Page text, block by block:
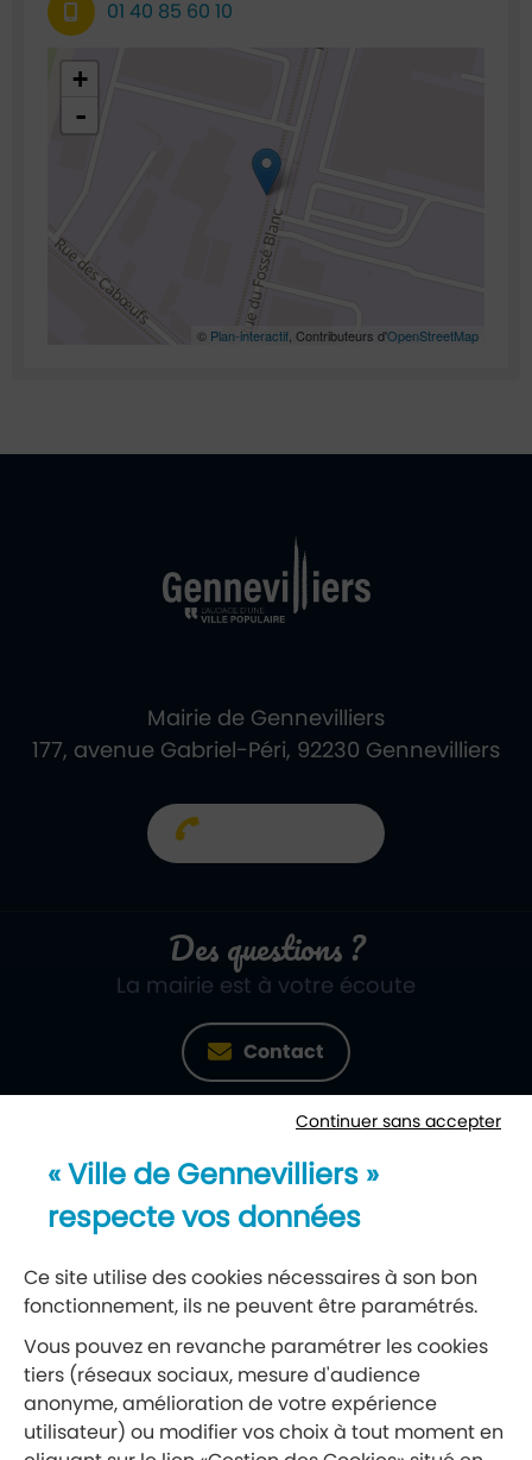
01 40 85 60 10
+
-
© Plan-interactif , Contributeurs d'OpenStreetMap
Mairie de Gennevilliers
177, avenue Gabriel-Péri, 92230 Gennevilliers
Des questions ?
La mairie est à votre écoute
Contact
Newsletter
Réseaux sociaux
Suivez-nous
Continuer sans accepter
« Ville de Gennevilliers »
respecte vos données
Ce site utilise des cookies nécessaires à son bon
fonctionnement, ils ne peuvent être paramétrés.
Vous pouvez en revanche paramétrer les cookies
tiers (réseaux sociaux, mesure d'audience
anonyme, amélioration de votre expérience
utilisateur) ou modifier vos choix à tout moment en